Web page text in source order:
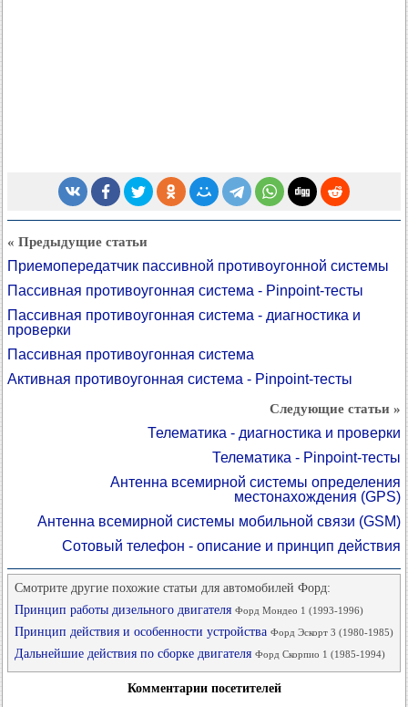
« Предыдущие статьи
Приемопередатчик пассивной противоугонной системы
Пассивная противоугонная система - Pinpoint-тесты
Пассивная противоугонная система - диагностика и
проверки
Пассивная противоугонная система
Активная противоугонная система - Pinpoint-тесты
Следующие статьи »
Телематика - диагностика и проверки
Телематика - Pinpoint-тесты
Антенна всемирной системы определения
местонахождения (GPS)
Антенна всемирной системы мобильной связи (GSM)
Сотовый телефон - описание и принцип действия
Смотрите другие похожие статьи для автомобилей Форд:
Принцип работы дизельного двигателя Форд Мондео 1 (1993-1996)
Принцип действия и особенности устройства Форд Эскорт 3 (1980-1985)
Дальнейшие действия по сборке двигателя Форд Скорпио 1 (1985-1994)
Комментарии посетителей